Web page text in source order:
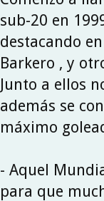
sub-20 en
destacando
Barkero , y
Junto a ellos
además se
máximo
- Aquel
para que